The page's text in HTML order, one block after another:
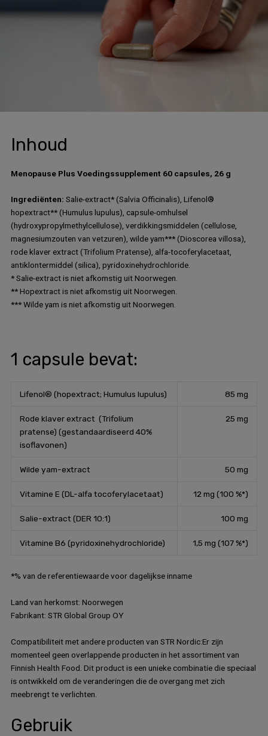
Inhoud
Menopause Plus Voedingssupplement 60 capsules, 26 g
Ingrediënten: Salie-extract* (Salvia Officinalis), Lifenol®
hopextract** (Humulus lupulus), capsule-omhulsel
(hydroxypropylmethylcellulose), verdikkingsmiddelen (cellulose,
magnesiumzouten van vetzuren), wilde yam*** (Dioscorea villosa),
rode klaver extract (Trifolium Pratense), alfa-tocoferylacetaat,
antiklontermiddel (silica), pyridoxinehydrochloride.
* Salie-extract is niet afkomstig uit Noorwegen.
** Hopextract is niet afkomstig uit Noorwegen.
*** Wilde yam is niet afkomstig uit Noorwegen.
1 capsule bevat:
Lifenol® (hopextract; Humulus lupulus) 85 mg
Rode klaver extract (Trifolium
pratense) (gestandaardiseerd 40%
isoflavonen)
25 mg
Wilde yam-extract 50 mg
Vitamine E (DL-alfa tocoferylacetaat) 12 mg (100 %*)
Salie-extract (DER 10:1) 100 mg
Vitamine B6 (pyridoxinehydrochloride) 1,5 mg (107 %*)
*% van de referentiewaarde voor dagelijkse inname
Land van herkomst: Noorwegen
Fabrikant: STR Global Group OY
Compatibiliteit met andere producten van STR Nordic:Er zijn
momenteel geen overlappende producten in het assortiment van
Finnish Health Food. Dit product is een unieke combinatie die speciaal
is ontwikkeld om de veranderingen die de overgang met zich
meebrengt te verlichten.
Gebruik